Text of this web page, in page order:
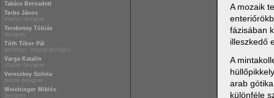
Takács Bernadett
Terbe János
interior designer
Terebessy Tóbiás
designer
Tóth Tibor Pál
architect, interior architect
Varga Katalin
shader designer
Vereczkey Szilvia
textile designer
Weichinger Miklós
designer
A mozaik
fázisában
illeszkedő
A
arab
különféle